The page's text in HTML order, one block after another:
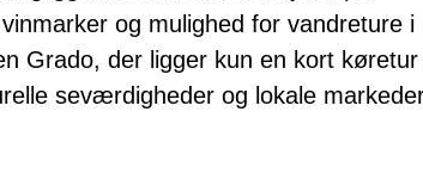
og mulighed for vandreture i
Grado, der ligger kun en kort køretur
seværdigheder og lokale